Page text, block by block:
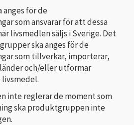
för de
som ansvarar för att dessa
livsmedlen säljs i Sverige. Det
ska anges för de
som tillverkar, importerar,
och/eller utformar
livsmedel.
inte reglerar de moment som
ska produktgruppen inte